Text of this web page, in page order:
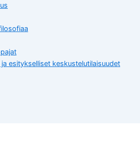
esitykselliset keskustelutilaisuudet